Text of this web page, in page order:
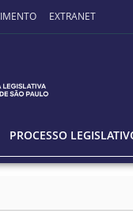
EXTRANET
PROCESSO